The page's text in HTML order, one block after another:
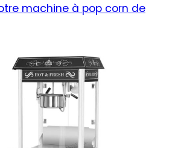
machine à pop corn de